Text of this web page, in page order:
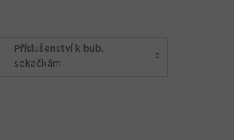
Příslušenství k bub.
sekačkám